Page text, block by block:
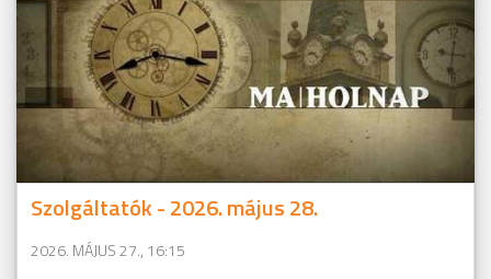
Szolgáltatók - 2026. május 28.
2026. MÁJUS 27., 16:15